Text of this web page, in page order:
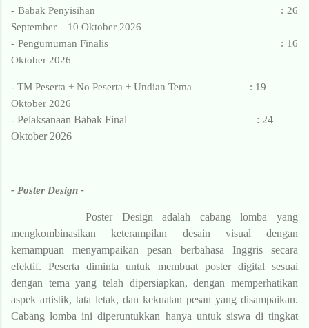
- Babak Penyisihan
: 26
September – 10 Oktober 2026
- Pengumuman Finalis
: 16
Oktober 2026
- TM Peserta + No Peserta + Undian Tema
: 19
Oktober 2026
- Pelaksanaan Babak Final
: 24
Oktober 2026
- Poster Design -
Poster Design adalah cabang lomba yang
mengkombinasikan keterampilan desain visual dengan
kemampuan menyampaikan pesan berbahasa Inggris secara
efektif. Peserta diminta untuk membuat poster digital sesuai
dengan tema yang telah dipersiapkan, dengan memperhatikan
aspek artistik, tata letak, dan kekuatan pesan yang disampaikan.
Cabang lomba ini diperuntukkan hanya untuk siswa di tingkat